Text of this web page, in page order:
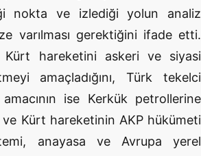
nokta ve izlediği yolun analiz
varılması gerektiğini ifade etti.
Kürt hareketini askeri ve siyasi
amaçladığını, Türk tekelci
ise Kerkük petrollerine
Kürt hareketinin AKP hükümeti
anayasa ve Avrupa yerel